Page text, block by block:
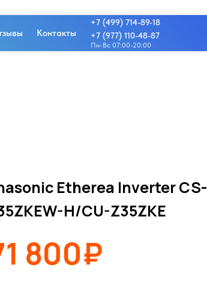
Контакты
Пн-Вс 07:00-20:00
+7 (499) 714-89-18
+7 (977) 110-48-87
Etherea Inverter CS-
H/CU-Z35ZKE
800₽